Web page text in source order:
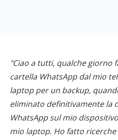
"Ciao a tutti, qualche giorno
cartella WhatsApp dal mio
laptop per un backup,
eliminato definitivamente la
WhatsApp sul mio
mio laptop. Ho fatto